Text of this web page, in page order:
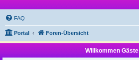
FAQ
Portal Foren-Übersicht
Willkommen Gäste